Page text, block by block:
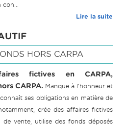
con...
Lire la suite
HORS CARPA
fictives en CARPA,
CARPA. Manque à l'honneur et
ses obligations en matière de
crée des affaires fictives
vente, utilise des fonds déposés